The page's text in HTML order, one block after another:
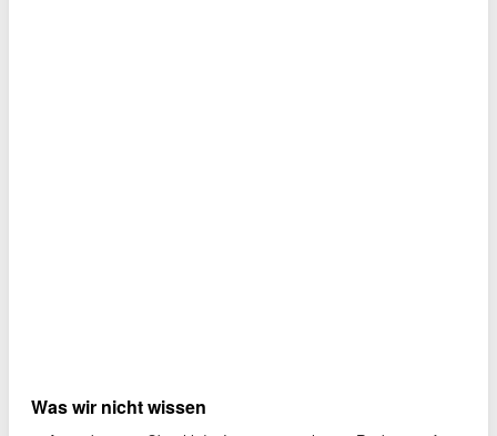
Was wir nicht wissen